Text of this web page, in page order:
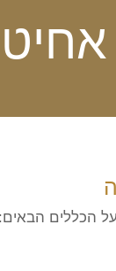
הכללים הבאים: